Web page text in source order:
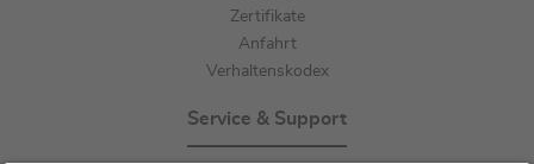
Zertifikate
Anfahrt
Verhaltenskodex
Service & Support